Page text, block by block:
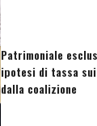
Patrimoniale
ipotesi di tassa
dalla coalizione